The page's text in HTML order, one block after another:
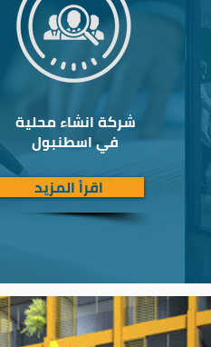
شركة انشاء محلية
في اسطنبول
اقرأ المزيد